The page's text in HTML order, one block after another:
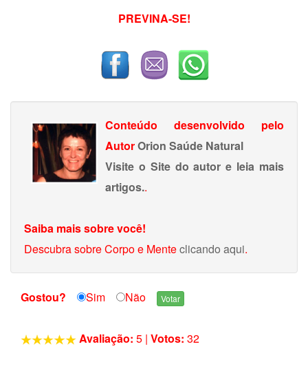
PREVINA-SE!
Conteúdo desenvolvido pelo
AutorOrion Saúde Natural
Visite o Site do autor e leia mais
artigos..
Saiba mais sobre você!
Descubra sobre Corpo e Menteclicando aqui.
Gostou? Sim Não
Avaliação: 5| Votos: 32